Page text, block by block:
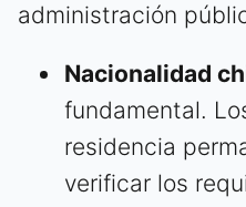
administración
Nacionalidad
fundamental.
residencia
verificar los